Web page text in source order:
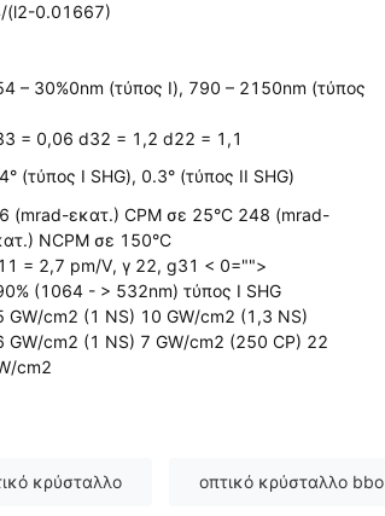
(l2-0.01667)
– 30%0nm (τύπος Ι), 790 – 2150nm (τύπος
= 0,06 d32 = 1,2 d22 = 1,1
(τύπος Ι SHG), 0.3° (τύπος ΙΙ SHG)
(mrad-εκατ.) CPM σε 25°C 248 (mrad-
NCPM σε 150°C
= 2,7 pm/V, γ 22, g31 < 0="">
(1064 - > 532nm) τύπος Ι SHG
GW/cm2 (1 NS) 10 GW/cm2 (1,3 NS)
GW/cm2 (1 NS) 7 GW/cm2 (250 CP) 22
cm2
κρύσταλλο οπτικό κρύσταλλο bbo